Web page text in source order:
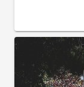
friche urbaine
située à
massif de la